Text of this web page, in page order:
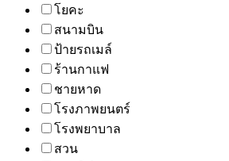
โยคะ
สนามบิน
ป้ายรถเมล์
ร้านกาแฟ
ชายหาด
โรงภาพยนตร์
โรงพยาบาล
สวน